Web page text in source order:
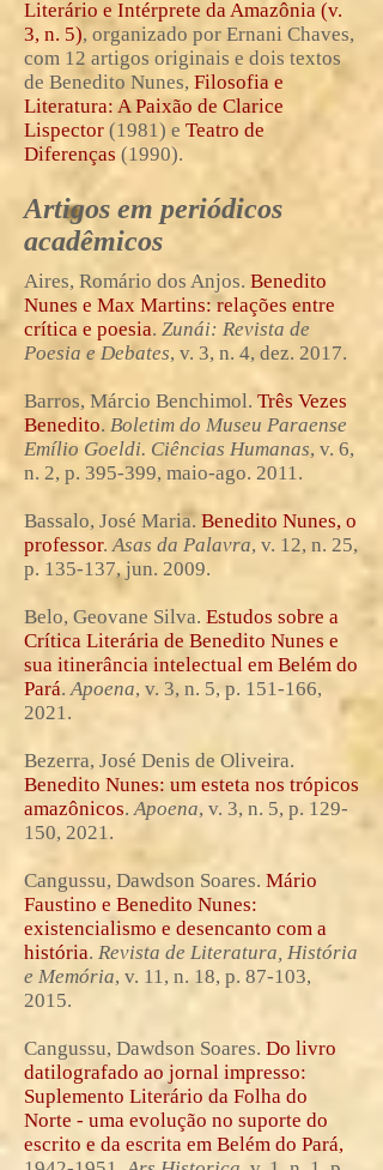
Literário e Intérprete da Amazônia (v.
3, n. 5), organizado por Ernani Chaves,
com 12 artigos originais e dois textos
de Benedito Nunes, Filosofia e
Literatura: A Paixão de Clarice
Lispector (1981) e Teatro de
Diferenças (1990).
Artigos em periódicos
acadêmicos
Aires, Romário dos Anjos. Benedito
Nunes e Max Martins: relações entre
crítica e poesia. Zunái: Revista de
Poesia e Debates, v. 3, n. 4, dez. 2017.
Barros, Márcio Benchimol. Três Vezes
Benedito. Boletim do Museu Paraense
Emílio Goeldi. Ciências Humanas, v. 6,
n. 2, p. 395-399, maio-ago. 2011.
Bassalo, José Maria. Benedito Nunes, o
professor.Asas da Palavra, v. 12, n. 25,
p. 135-137, jun. 2009.
Belo, Geovane Silva. Estudos sobre a
Crítica Literária de Benedito Nunes e
sua itinerância intelectual em Belém do
Pará.Apoena, v. 3, n. 5, p. 151-166,
2021.
Bezerra, José Denis de Oliveira.
Benedito Nunes: um esteta nos trópicos
amazônicos.Apoena, v. 3, n. 5, p. 129-
150, 2021.
Cangussu, Dawdson Soares. Mário
Faustino e Benedito Nunes:
existencialismo e desencanto com a
história. Revista de Literatura, História
e Memória, v. 11, n. 18, p. 87-103,
2015.
Cangussu, Dawdson Soares. Do livro
datilografado ao jornal impresso:
Suplemento Literário da Folha do
Norte - uma evolução no suporte do
escrito e da escrita em Belém do Pará,